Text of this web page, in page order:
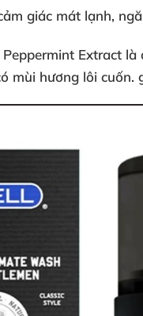
giác mát lạnh,
Extract là
hương lôi